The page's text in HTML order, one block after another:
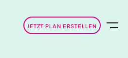
JETZT PLAN ERSTELLEN